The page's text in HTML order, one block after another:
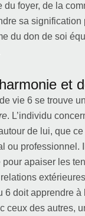
du foyer, de la
sa
du don de soi
et
vie 6 se trouve
. L’individu
de lui, que
ou professionnel.
apaiser les
6 doit apprendre à
ceux des autres,